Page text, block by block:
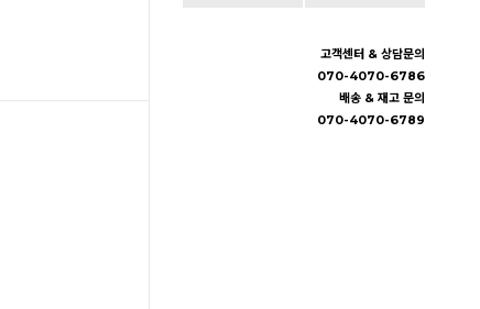
고객센터 & 상담문의
070-4070-6786
배송 & 재고 문의
070-4070-6789